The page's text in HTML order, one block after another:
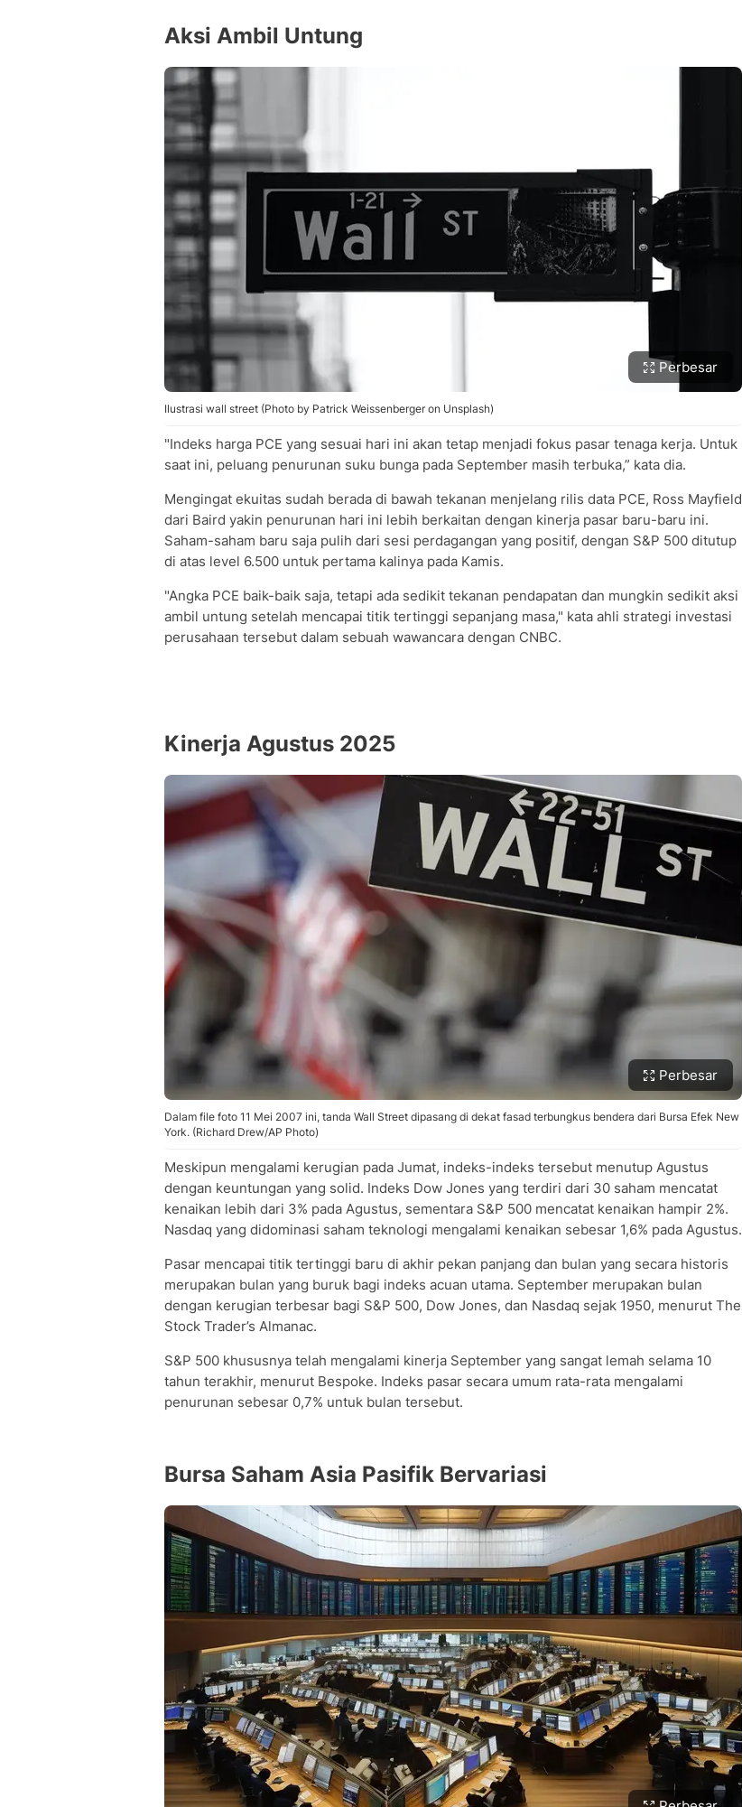
Aksi Ambil Untung
Perbesar
Ilustrasi wall street (Photo by Patrick Weissenberger on Unsplash)
"Indeks harga PCE yang sesuai hari ini akan tetap menjadi fokus pasar tenaga kerja. Untuk
saat ini, peluang penurunan suku bunga pada September masih terbuka,” kata dia.
Mengingat ekuitas sudah berada di bawah tekanan menjelang rilis data PCE, Ross Mayfield
dari Baird yakin penurunan hari ini lebih berkaitan dengan kinerja pasar baru-baru ini.
Saham-saham baru saja pulih dari sesi perdagangan yang positif, dengan S&P 500 ditutup
di atas level 6.500 untuk pertama kalinya pada Kamis.
"Angka PCE baik-baik saja, tetapi ada sedikit tekanan pendapatan dan mungkin sedikit aksi
ambil untung setelah mencapai titik tertinggi sepanjang masa," kata ahli strategi investasi
perusahaan tersebut dalam sebuah wawancara dengan CNBC.
Kinerja Agustus 2025
Perbesar
Dalam file foto 11 Mei 2007 ini, tanda Wall Street dipasang di dekat fasad terbungkus bendera dari Bursa Efek New
York. (Richard Drew/AP Photo)
Meskipun mengalami kerugian pada Jumat, indeks-indeks tersebut menutup Agustus
dengan keuntungan yang solid. Indeks Dow Jones yang terdiri dari 30 saham mencatat
kenaikan lebih dari 3% pada Agustus, sementara S&P 500 mencatat kenaikan hampir 2%.
Nasdaq yang didominasi saham teknologi mengalami kenaikan sebesar 1,6% pada Agustus.
Pasar mencapai titik tertinggi baru di akhir pekan panjang dan bulan yang secara historis
merupakan bulan yang buruk bagi indeks acuan utama. September merupakan bulan
dengan kerugian terbesar bagi S&P 500, Dow Jones, dan Nasdaq sejak 1950, menurut The
Stock Trader’s Almanac.
S&P 500 khususnya telah mengalami kinerja September yang sangat lemah selama 10
tahun terakhir, menurut Bespoke. Indeks pasar secara umum rata-rata mengalami
penurunan sebesar 0,7% untuk bulan tersebut.
Bursa Saham Asia Pasifik Bervariasi